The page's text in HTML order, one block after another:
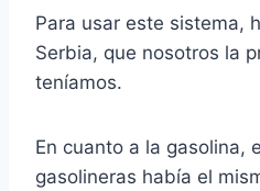
Para usar este sistema,
Serbia, que nosotros la
teníamos.
En cuanto a la gasolina,
gasolineras había el